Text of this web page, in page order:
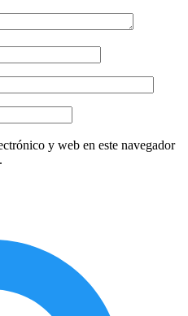
y web en este navegador